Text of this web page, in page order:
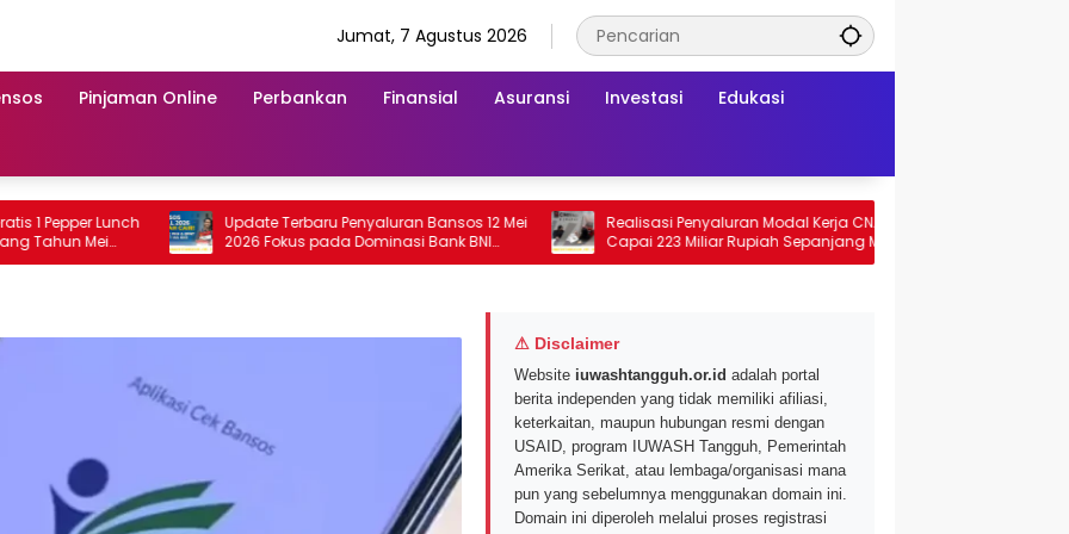
Jumat, 7 Agustus 2026
Pinjaman Online Perbankan Finansial Asuransi Investasi Edukasi
Lunch
Mei
Update Terbaru Penyaluran Bansos 12 Mei
2026 Fokus pada Dominasi Bank BNI
serta Struk BRI
Realisasi Penyaluran Modal Kerja CNAF
Capai 223 Miliar Rupiah Sepanjang Maret
2026 Ini
⚠ Disclaimer
Website iuwashtangguh.or.id adalah portal
berita independen yang tidak memiliki afiliasi,
keterkaitan, maupun hubungan resmi dengan
USAID, program IUWASH Tangguh, Pemerintah
Amerika Serikat, atau lembaga/organisasi mana
pun yang sebelumnya menggunakan domain ini.
Domain ini diperoleh melalui proses registrasi